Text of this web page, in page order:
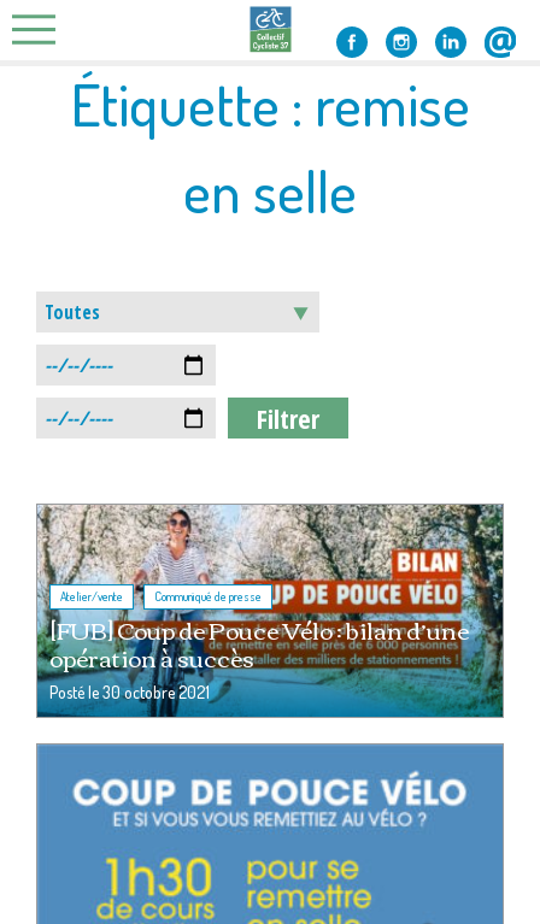
Skip
to
Étiquette : remise
en selle
Atelier/vente , Communiqué de presse
[FUB] Coup de Pouce Vélo : bilan d’une
opération à succès
Posté le30 octobre 2021